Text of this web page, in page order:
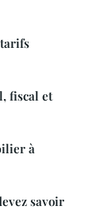
fiscal et
à
savoir